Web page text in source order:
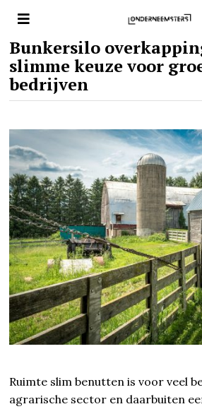
Bunkersilo
slimme keuze voor
bedrijven
Ruimte slim benutten is voor veel
agrarische sector en daarbuiten